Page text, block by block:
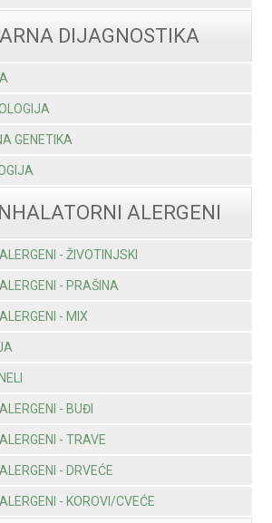
DIJAGNOSTIKA
GENETIKA
ALERGENI
- ŽIVOTINJSKI
- PRAŠINA
- MIX
- BUĐI
- TRAVE
- DRVEĆE
- KOROVI/CVEĆE